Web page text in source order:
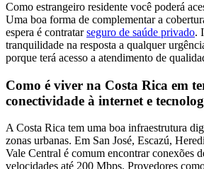
Como estrangeiro residente você poderá
Uma boa forma de complementar a
espera é contratarseguro de saúde privado.
tranquilidade na resposta a qualquer
porque terá acesso a atendimento de
Como é viver na Costa Rica em
conectividade à internet e
A Costa Rica tem uma boa infraestrutura
zonas urbanas. Em San José, Escazú,
Vale Central é comum encontrar conexões
velocidades até 200 Mbps. Provedores